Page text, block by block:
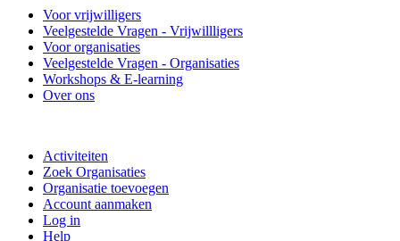
Voor vrijwilligers
Veelgestelde Vragen - Vrijwillligers
Voor organisaties
Veelgestelde Vragen - Organisaties
Workshops & E-learning
Over ons
Activiteiten
Zoek Organisaties
Organisatie toevoegen
Account aanmaken
Log in
Help